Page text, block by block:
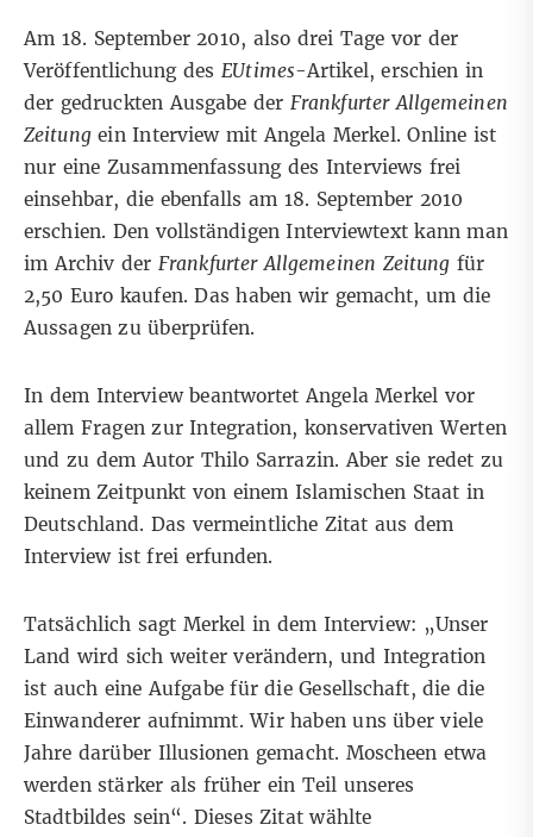
Am 18. September 2010, also drei Tage vor der
Veröffentlichung desEUtimes-Artikel, erschien in
der gedruckten Ausgabe der Frankfurter Allgemeinen
Zeitungein Interview mit Angela Merkel. Online ist
nur eine Zusammenfassungdes Interviews frei
einsehbar, die ebenfalls am 18. September 2010
erschien. Den vollständigen Interviewtext kann man
imArchiv derFrankfurter Allgemeinen Zeitung für
2,50 Euro kaufen. Das haben wir gemacht, um die
Aussagen zu überprüfen.
In dem Interview beantwortet Angela Merkel vor
allem Fragen zur Integration, konservativen Werten
und zu dem Autor Thilo Sarrazin. Aber sie redet zu
keinem Zeitpunkt von einem Islamischen Staat in
Deutschland. Das vermeintliche Zitat aus dem
Interview ist frei erfunden.
Tatsächlich sagt Merkel in dem Interview: „Unser
Land wird sich weiter verändern, und Integration
ist auch eine Aufgabe für die Gesellschaft, die die
Einwanderer aufnimmt. Wir haben uns über viele
Jahre darüber Illusionen gemacht. Moscheen etwa
werden stärker als früher ein Teil unseres
Stadtbildes sein“. Dieses Zitat wählte